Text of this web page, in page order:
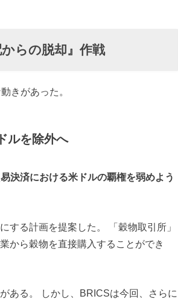
らの脱却』作戦
きがあった。
ルを除外へ
決済における米ドルの覇権を弱めよう
する計画を提案した。 「穀物取引所」
から穀物を直接購入することができ
ある。 しかし、BRICSは今回、さらに